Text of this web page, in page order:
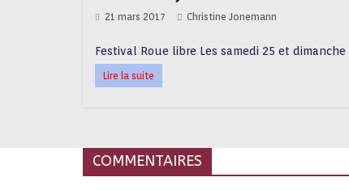
21 mars 2017 Christine Jonemann
Festival Roue libre Les samedi 25 et
Lire la suite
COMMENTAIRES